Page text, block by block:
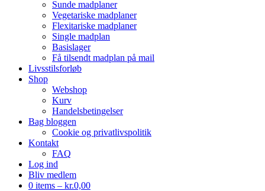
Sunde madplaner
Vegetariske madplaner
Flexitariske madplaner
Single madplan
Basislager
Få tilsendt madplan på mail
Livsstilsforløb
Shop
Webshop
Kurv
Handelsbetingelser
Bag bloggen
Cookie og privatlivspolitik
Kontakt
FAQ
Log ind
Bliv medlem
0 items – kr.0,00